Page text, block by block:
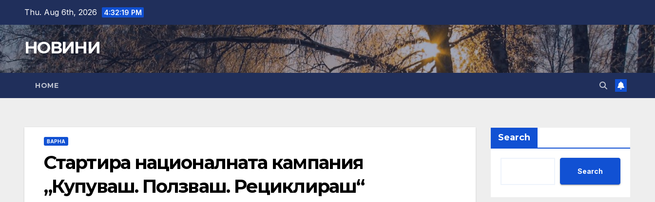
content
Thu. Aug 6th, 2026 4:32:21 PM
НОВИНИ
HOME
ВАРНА
Стартира националната кампания
„Купуваш. Ползваш. Рециклираш“
Search
Search